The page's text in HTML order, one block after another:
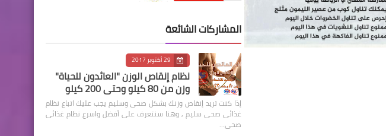
المشاركات الشائعة
29 أكتوبر 2017
نظام إنقاص الوزن "العائدون للحياة"
وزن من 80 كيلو وحتى 200 كيلو
إذا كنت تريد إنقاص وزنك بشكل صحى وسليم يجب عليك اتباع نظام
غذائى صحى سليم , وهنا سنتعرف على أفضل واسرع نظام غذائى
صحى…